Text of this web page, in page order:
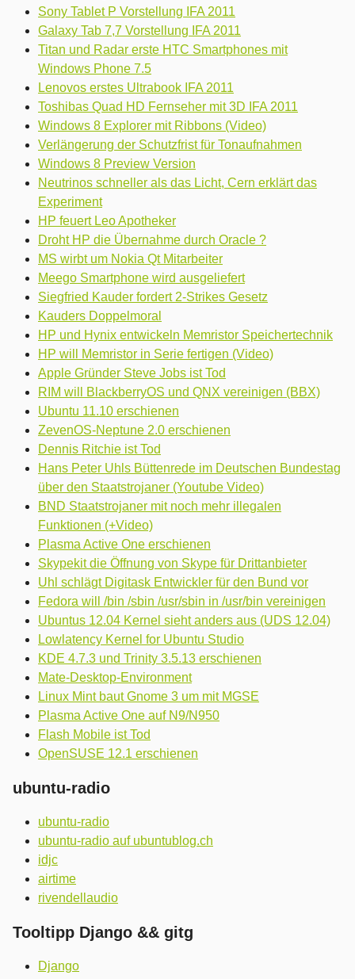
Sony Tablet P Vorstellung IFA 2011
Galaxy Tab 7,7 Vorstellung IFA 2011
Titan und Radar erste HTC Smartphones mit
Windows Phone 7.5
Lenovos erstes Ultrabook IFA 2011
Toshibas Quad HD Fernseher mit 3D IFA 2011
Windows 8 Explorer mit Ribbons (Video)
Verlängerung der Schutzfrist für Tonaufnahmen
Windows 8 Preview Version
Neutrinos schneller als das Licht, Cern erklärt das
Experiment
HP feuert Leo Apotheker
Droht HP die Übernahme durch Oracle ?
MS wirbt um Nokia Qt Mitarbeiter
Meego Smartphone wird ausgeliefert
Siegfried Kauder fordert 2-Strikes Gesetz
Kauders Doppelmoral
HP und Hynix entwickeln Memristor Speichertechnik
HP will Memristor in Serie fertigen (Video)
Apple Gründer Steve Jobs ist Tod
RIM will BlackberryOS und QNX vereinigen (BBX)
Ubuntu 11.10 erschienen
ZevenOS-Neptune 2.0 erschienen
Dennis Ritchie ist Tod
Hans Peter Uhls Büttenrede im Deutschen Bundestag
über den Staatstrojaner (Youtube Video)
BND Staatstrojaner mit noch mehr illegalen
Funktionen (+Video)
Plasma Active One erschienen
Skypekit die Öffnung von Skype für Drittanbieter
Uhl schlägt Digitask Entwickler für den Bund vor
Fedora will /bin /sbin /usr/sbin in /usr/bin vereinigen
Ubuntus 12.04 Kernel sieht anders aus (UDS 12.04)
Lowlatency Kernel for Ubuntu Studio
KDE 4.7.3 und Trinity 3.5.13 erschienen
Mate-Desktop-Environment
Linux Mint baut Gnome 3 um mit MGSE
Plasma Active One auf N9/N950
Flash Mobile ist Tod
OpenSUSE 12.1 erschienen
ubuntu-radio
ubuntu-radio
ubuntu-radio auf ubuntublog.ch
idjc
airtime
rivendellaudio
Tooltipp Django && gitg
Django